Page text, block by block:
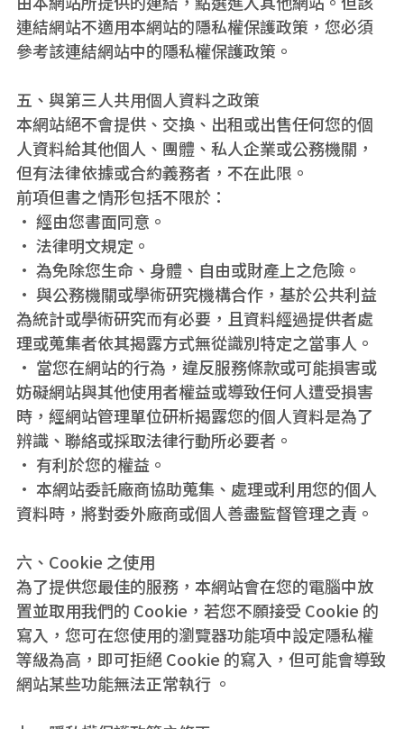
連結網站不適用本網站的隱私權保護政策，您必須
參考該連結網站中的隱私權保護政策。
五、與第三人共用個人資料之政策
本網站絕不會提供、交換、出租或出售任何您的個
人資料給其他個人、團體、私人企業或公務機關，
但有法律依據或合約義務者，不在此限。
前項但書之情形包括不限於：
• 經由您書面同意。
• 法律明文規定。
• 為免除您生命、身體、自由或財產上之危險。
• 與公務機關或學術研究機構合作，基於公共利益
為統計或學術研究而有必要，且資料經過提供者處
理或蒐集者依其揭露方式無從識別特定之當事人。
• 當您在網站的行為，違反服務條款或可能損害或
妨礙網站與其他使用者權益或導致任何人遭受損害
時，經網站管理單位研析揭露您的個人資料是為了
辨識、聯絡或採取法律行動所必要者。
• 有利於您的權益。
• 本網站委託廠商協助蒐集、處理或利用您的個人
資料時，將對委外廠商或個人善盡監督管理之責。
六、Cookie 之使用
為了提供您最佳的服務，本網站會在您的電腦中放
置並取用我們的 Cookie，若您不願接受 Cookie 的
寫入，您可在您使用的瀏覽器功能項中設定隱私權
等級為高，即可拒絕 Cookie 的寫入，但可能會導致
網站某些功能無法正常執行 。